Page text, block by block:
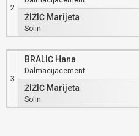
2
ŽIŽIĆ Marijeta
Solin
3
BRALIĆ Hana
Dalmacijacement
ŽIŽIĆ Marijeta
Solin